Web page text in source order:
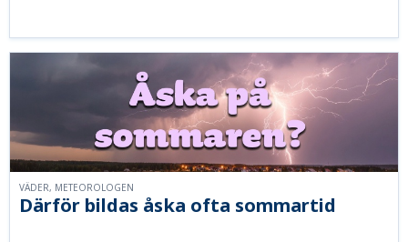
Därför bildas åska ofta sommartid
VÄDER, METEOROLOGEN